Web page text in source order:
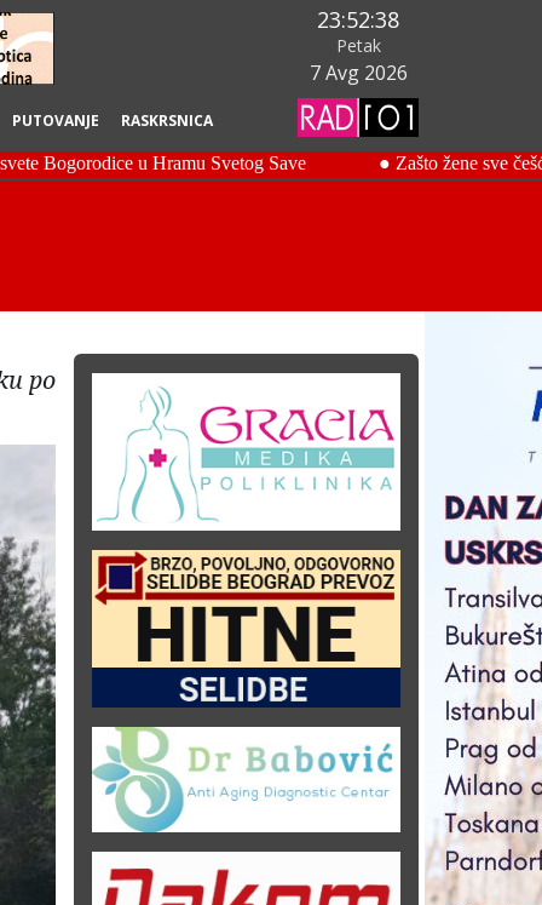
PUTOVANJE RASKRSNICA
23:52:39
Petak
7 Avg 2026
po